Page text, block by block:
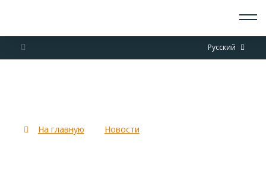
Русский
О СКАУТАХ
КОНТАКТЫНа главную Новости